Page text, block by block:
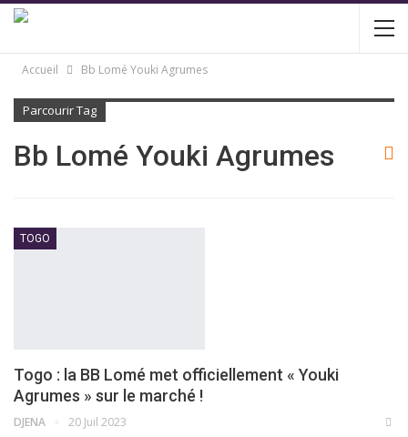
Accueil Bb Lomé Youki Agrumes
Parcourir Tag
Bb Lomé Youki Agrumes
TOGO
Togo : la BB Lomé met officiellement « Youki
Agrumes » sur le marché !
DJENA 20 Juil 2023